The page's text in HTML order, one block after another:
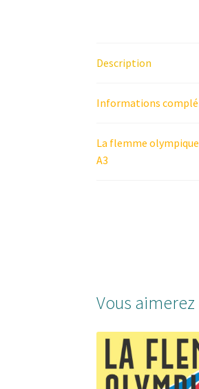
Description
Informations
La flemme
A3
Vous